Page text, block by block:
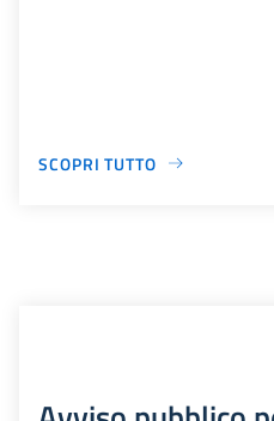
SCOPRI TUTTO